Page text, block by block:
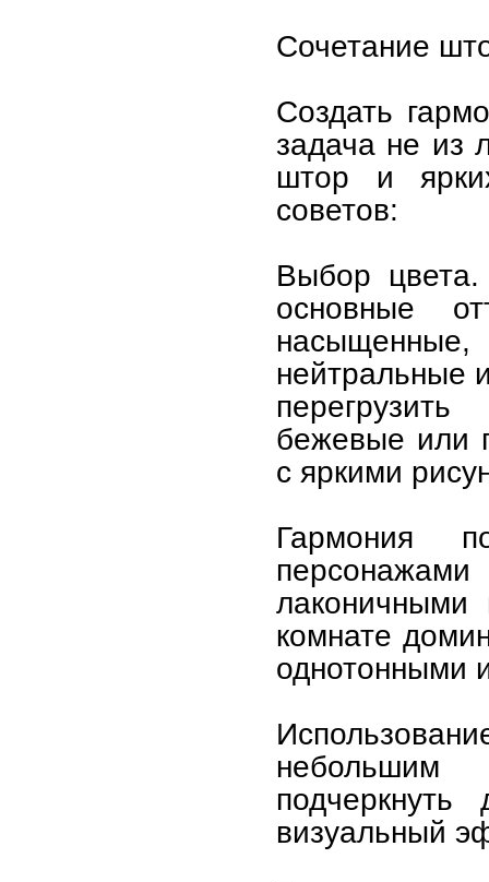
Сочетание
Создать
задача не из
штор и
советов:
Выбор
основные
нейтральные
бежевые или
с яркими
Гармония
лаконичными
комнате
однотонными
визуальный